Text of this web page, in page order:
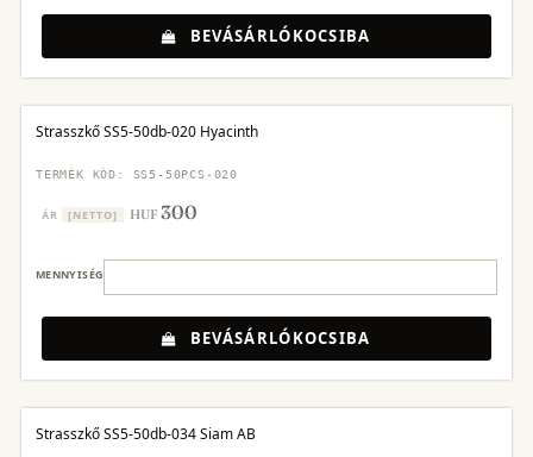
BEVÁSÁRLÓKOCSIBA
Strasszkő SS5-50db-020 Hyacinth
TERMÉK KÓD: SS5-50PCS-020
ÁR [NETTO] HUF300
MENNYISÉG
BEVÁSÁRLÓKOCSIBA
Strasszkő SS5-50db-034 Siam AB